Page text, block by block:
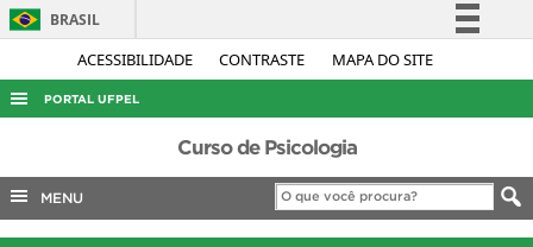
ACESSIBILIDADE CONTRASTE MAPA DO SITE
BRASIL
Simplifique!
Acesso à informação
Legislação
Canais
PORTAL UFPEL
ACESSO À INFORMAÇÃO
AUDITORIA
COBALTO
Curso de Psicologia
MENU